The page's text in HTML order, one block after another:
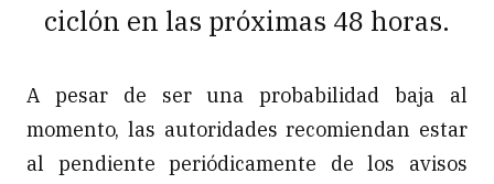
ciclón en las próximas 48 horas.
A pesar de ser una probabilidad baja al
momento, las autoridades recomiendan estar
al pendiente periódicamente de los avisos